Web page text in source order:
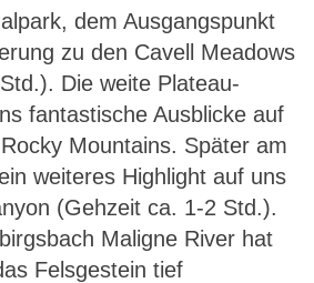
dem Ausgangspunkt
zu den Cavell Meadows
Die weite Plateau-
fantastische Ausblicke auf
Mountains. Später am
weiteres Highlight auf uns
(Gehzeit ca. 1-2 Std.).
Maligne River hat
Felsgestein tief